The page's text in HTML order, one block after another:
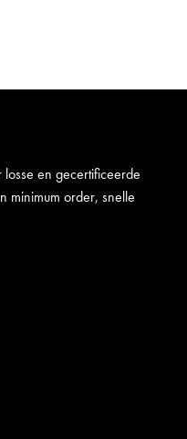
en gecertificeerde
minimum order, snelle